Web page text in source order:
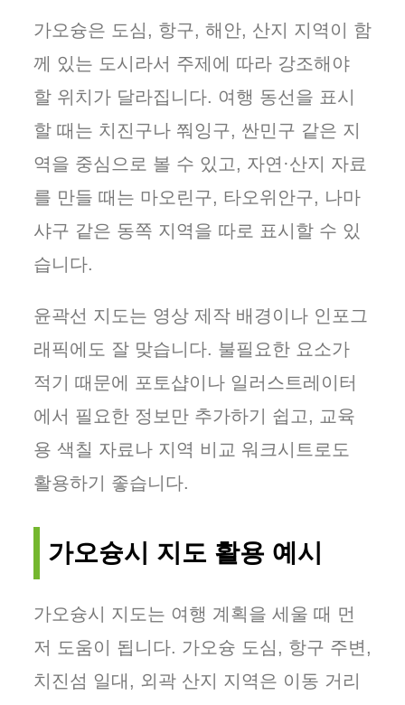
가오슝은 도심, 항구, 해안, 산지 지역이 함
께 있는 도시라서 주제에 따라 강조해야
할 위치가 달라집니다. 여행 동선을 표시
할 때는 치진구나 쭤잉구, 싼민구 같은 지
역을 중심으로 볼 수 있고, 자연·산지 자료
를 만들 때는 마오린구, 타오위안구, 나마
샤구 같은 동쪽 지역을 따로 표시할 수 있
습니다.
윤곽선 지도는 영상 제작 배경이나 인포그
래픽에도 잘 맞습니다. 불필요한 요소가
적기 때문에 포토샵이나 일러스트레이터
에서 필요한 정보만 추가하기 쉽고, 교육
용 색칠 자료나 지역 비교 워크시트로도
활용하기 좋습니다.
가오슝시 지도 활용 예시
가오슝시 지도는 여행 계획을 세울 때 먼
저 도움이 됩니다. 가오슝 도심, 항구 주변,
치진섬 일대, 외곽 산지 지역은 이동 거리